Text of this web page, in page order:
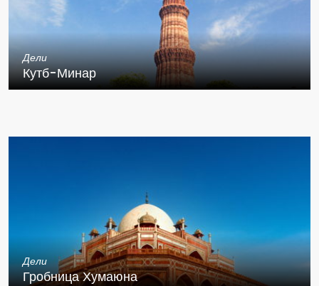
Дели
Кутб-Минар
Дели
Гробница Хумаюна